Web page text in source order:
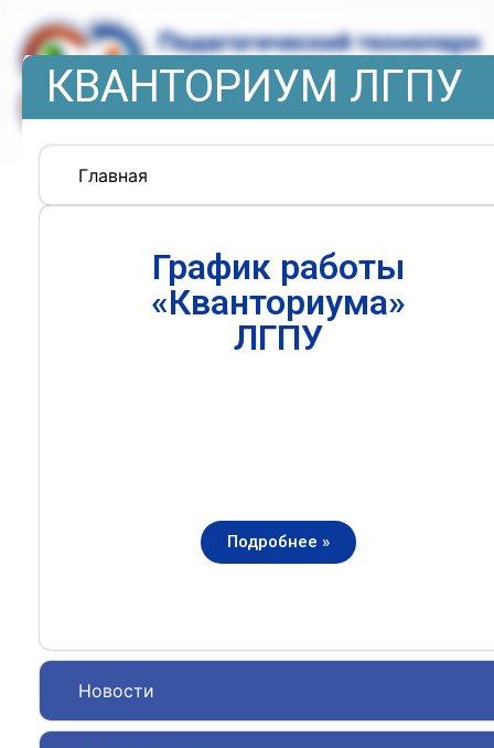
КВАНТОРИУМ ЛГПУ
Главная
Новости
График работы
«Кванториума»
ЛГПУ
Подробнее »